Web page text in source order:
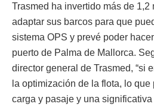
Trasmed ha invertido más de 1,2
adaptar sus barcos para que
sistema OPS y prevé poder
puerto de Palma de Mallorca.
director general de Trasmed, “si
la optimización de la flota, lo
carga y pasaje y una